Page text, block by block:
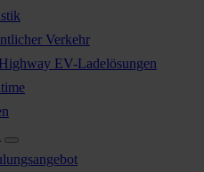
Verkehr
EV-Ladelösungen